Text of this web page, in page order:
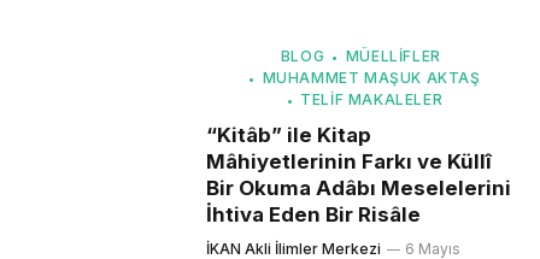
BLOG
MÜELLIFLER
MUHAMMET MAŞUK AKTAŞ
TELIF MAKALELER
“Kitâb” ile Kitap
Mâhiyetlerinin Farkı ve Küllî
Bir Okuma Adâbı Meselelerini
İhtiva Eden Bir Risâle
İKAN Akli İlimler Merkezi
6 Mayıs